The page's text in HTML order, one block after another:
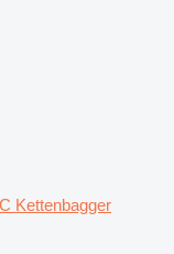
Kettenbagger